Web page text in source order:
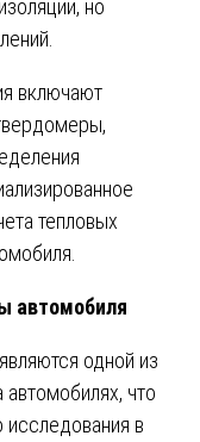
но
включают
тепловых
автомобиля
одной из
что
исследования в